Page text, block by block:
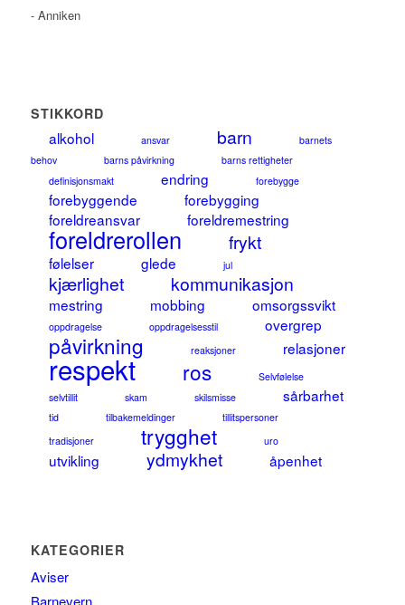
- Anniken
STIKKORD
alkohol ansvar barn
barnets
behov
barns påvirkning
barns rettigheter
definisjonsmakt
endring forebygge
forebyggende
forebygging
foreldreansvar
foreldremestring
foreldrerollen frykt
følelser glede jul
kjærlighet kommunikasjon
mestring mobbing omsorgssvikt
oppdragelse oppdragelsesstil overgrep
påvirkning reaksjoner relasjoner
respekt ros
Selvfølelse
selvtillit
skam skilsmisse sårbarhet
tid tilbakemeldinger
tillitspersoner
tradisjoner
trygghet uro
utvikling ydmykhet åpenhet
KATEGORIER
Aviser
Barnevern